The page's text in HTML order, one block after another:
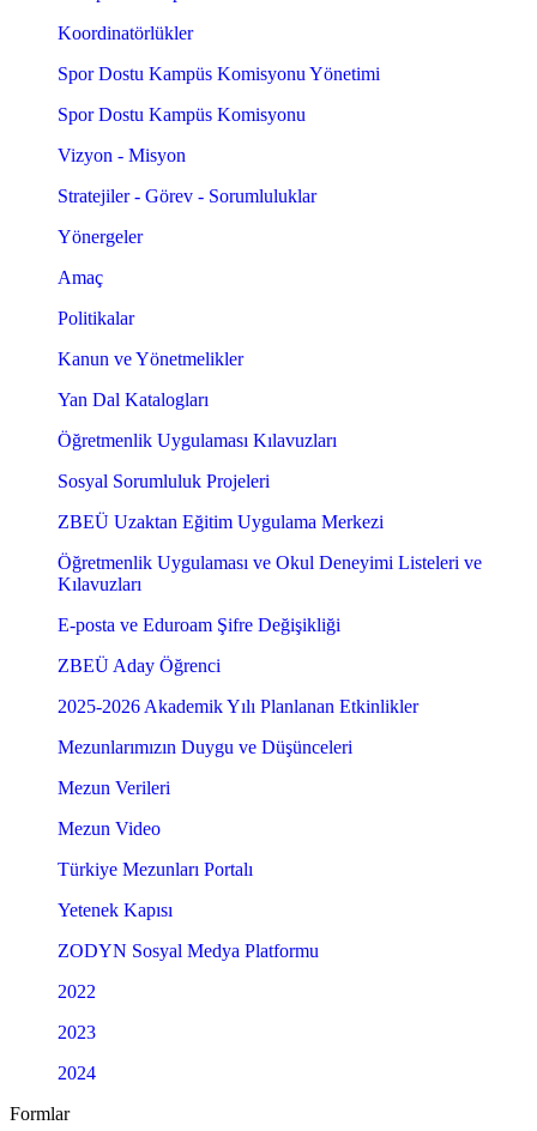
Koordinatörlükler
Spor Dostu Kampüs Komisyonu Yönetimi
Spor Dostu Kampüs Komisyonu
Vizyon - Misyon
Stratejiler - Görev - Sorumluluklar
Yönergeler
Amaç
Politikalar
Kanun ve Yönetmelikler
Yan Dal Katalogları
Öğretmenlik Uygulaması Kılavuzları
Sosyal Sorumluluk Projeleri
ZBEÜ Uzaktan Eğitim Uygulama Merkezi
Öğretmenlik Uygulaması ve Okul Deneyimi Listeleri ve
Kılavuzları
E-posta ve Eduroam Şifre Değişikliği
ZBEÜ Aday Öğrenci
2025-2026 Akademik Yılı Planlanan Etkinlikler
Mezunlarımızın Duygu ve Düşünceleri
Mezun Verileri
Mezun Video
Türkiye Mezunları Portalı
Yetenek Kapısı
ZODYN Sosyal Medya Platformu
2022
2023
2024
Formlar